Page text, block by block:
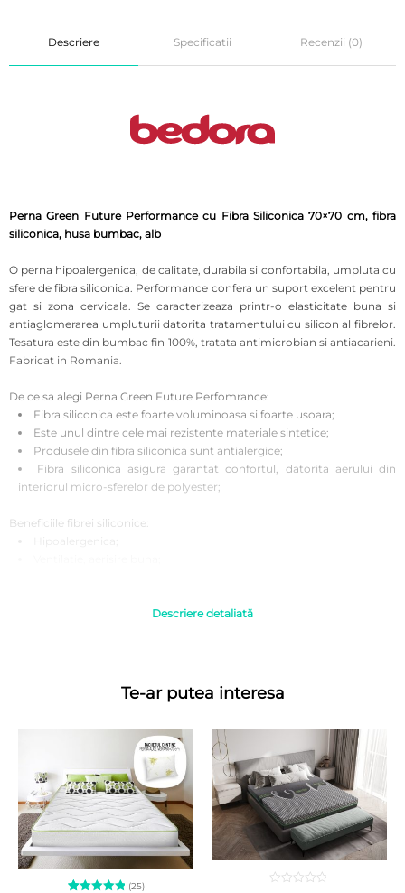
Descriere Specificatii Recenzii (0)
Perna Green Future Performance cu Fibra Siliconica 70×70 cm, fibra
siliconica, husa bumbac, alb
O perna hipoalergenica, de calitate, durabila si confortabila, umpluta cu
sfere de fibra siliconica. Performance confera un suport excelent pentru
gat si zona cervicala. Se caracterizeaza printr-o elasticitate buna si
antiaglomerarea umpluturii datorita tratamentului cu silicon al fibrelor.
Tesatura este din bumbac fin 100%, tratata antimicrobian si antiacarieni.
Fabricat in Romania.
De ce sa alegi Perna Green Future Perfomrance:
Fibra siliconica este foarte voluminoasa si foarte usoara;
Este unul dintre cele mai rezistente materiale sintetice;
Produsele din fibra siliconica sunt antialergice;
Fibra siliconica asigura garantat confortul, datorita aerului din
interiorul micro-sferelor de polyester;
Beneficiile fibrei siliconice:
Acest produs se utilizeaza in spatii inchise, intr-un climat normal
de umiditate si temperatura;
scuturarea pernei si expunerea produselor la aer curat. Astfel se
previne dezvoltarea mucegaiului si acumularea unei mari concentratii
de umiditate in produse;
Produsul nu este destinat folosirii in medii umede. Evitati
scurgerea de lichide si acumularea de umezeala in perna.
Se recomanda spalarea husei la 30 grade C; a nu se folosi inalbitor;
se poate curata chimic;
Se recomanda uscare normala, prin centrifugare la temperatura
Descriere detaliată
Te-ar putea interesa
(25)